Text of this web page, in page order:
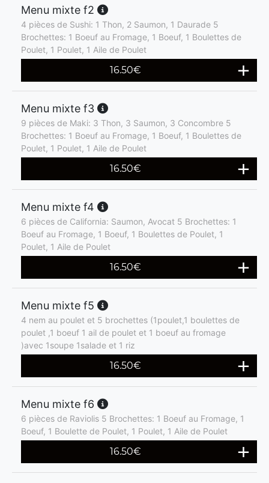
Menu mixte f2
4 pièces de Sushi: 1 Thon, 2 Saumon, 1 Daurade 5
Brochettes: 1 Boeuf au Fromage, 1 Boeuf, 1 Boulettes de
Poulet, 1 Poulet, 1 Aile de Poulet
16.50€
Menu mixte f3
9 pièces de Maki: 3 Thon, 3 Saumon, 3 Concombre 5
Brochettes: 1 Boeuf au Fromage, 1 Boeuf, 1 Boulettes de
Poulet, 1 Poulet, 1 Aile de Poulet
16.50€
Menu mixte f4
6 pièces de California: Saumon, Avocat 5 Brochettes: 1
Boeuf au Fromage, 1 Boeuf, 1 Boulettes de Poulet, 1
Poulet, 1 Aile de Poulet
16.50€
Menu mixte f5
4 nem au poulet et 5 brochettes (1poulet,1 boulettes de
poulet ,1 boeuf 1 ail de poulet et 1 boeuf au fromage
)avec 1soupe 1salade et 1 riz
16.50€
Menu mixte f6
6 pièces de Raviolis 5 Brochettes: 1 Boeuf au Fromage, 1
Boeuf, 1 Boulette de Poulet, 1 Poulet, 1 Aile de Poulet
16.50€